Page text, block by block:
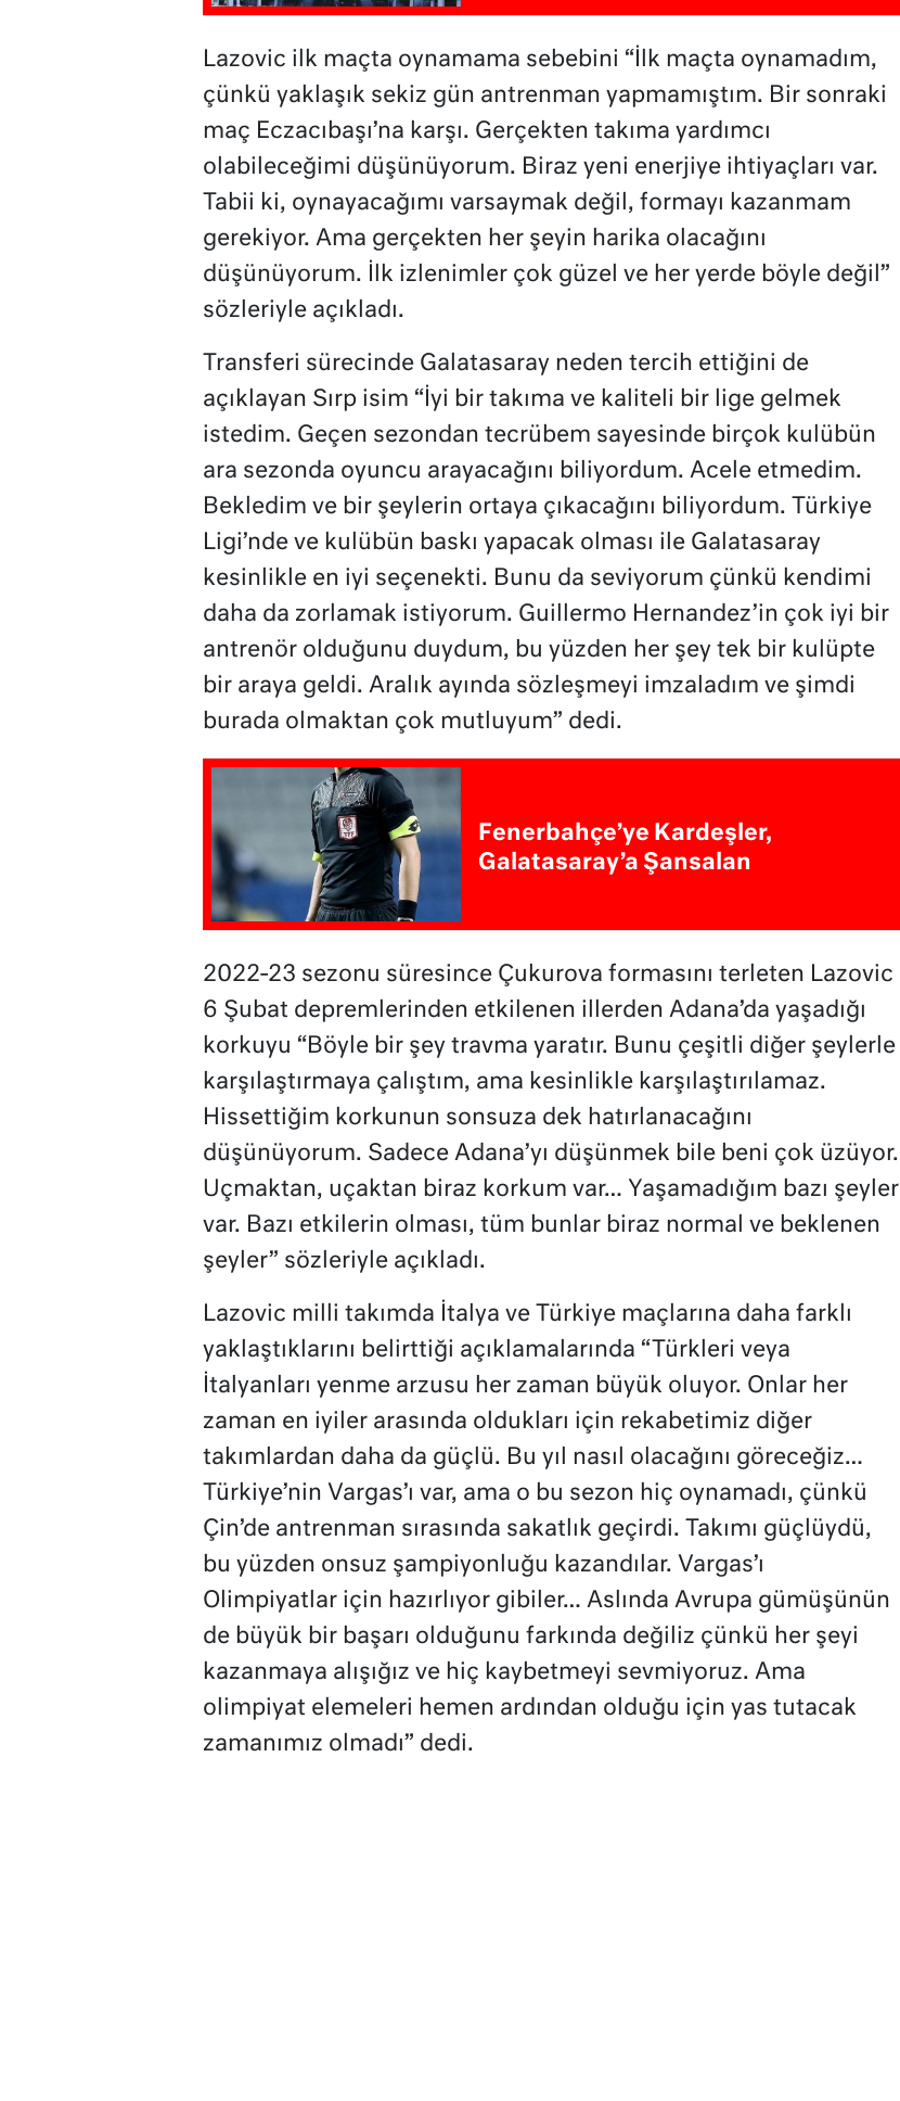
Lazovic ilk maçta oynamama sebebini “İlk maçta oynamadım,
çünkü yaklaşık sekiz gün antrenman yapmamıştım. Bir sonraki
maç Eczacıbaşı’na karşı. Gerçekten takıma yardımcı
olabileceğimi düşünüyorum. Biraz yeni enerjiye ihtiyaçları var.
Tabii ki, oynayacağımı varsaymak değil, formayı kazanmam
gerekiyor. Ama gerçekten her şeyin harika olacağını
düşünüyorum. İlk izlenimler çok güzel ve her yerde böyle değil”
sözleriyle açıkladı.
Transferi sürecinde Galatasaray neden tercih ettiğini de
açıklayan Sırp isim “İyi bir takıma ve kaliteli bir lige gelmek
istedim. Geçen sezondan tecrübem sayesinde birçok kulübün
ara sezonda oyuncu arayacağını biliyordum. Acele etmedim.
Bekledim ve bir şeylerin ortaya çıkacağını biliyordum. Türkiye
Ligi’nde ve kulübün baskı yapacak olması ile Galatasaray
kesinlikle en iyi seçenekti. Bunu da seviyorum çünkü kendimi
daha da zorlamak istiyorum. Guillermo Hernandez’in çok iyi bir
antrenör olduğunu duydum, bu yüzden her şey tek bir kulüpte
bir araya geldi. Aralık ayında sözleşmeyi imzaladım ve şimdi
burada olmaktan çok mutluyum” dedi.
Fenerbahçe’ye Kardeşler,
Galatasaray’a Şansalan
2022-23 sezonu süresince Çukurova formasını terleten Lazovic
6 Şubat depremlerinden etkilenen illerden Adana’da yaşadığı
korkuyu “Böyle bir şey travma yaratır. Bunu çeşitli diğer şeylerle
karşılaştırmaya çalıştım, ama kesinlikle karşılaştırılamaz.
Hissettiğim korkunun sonsuza dek hatırlanacağını
düşünüyorum. Sadece Adana’yı düşünmek bile beni çok üzüyor.
Uçmaktan, uçaktan biraz korkum var… Yaşamadığım bazı şeyler
var. Bazı etkilerin olması, tüm bunlar biraz normal ve beklenen
şeyler” sözleriyle açıkladı.
Lazovic milli takımda İtalya ve Türkiye maçlarına daha farklı
yaklaştıklarını belirttiği açıklamalarında “Türkleri veya
İtalyanları yenme arzusu her zaman büyük oluyor. Onlar her
zaman en iyiler arasında oldukları için rekabetimiz diğer
takımlardan daha da güçlü. Bu yıl nasıl olacağını göreceğiz…
Türkiye’nin Vargas’ı var, ama o bu sezon hiç oynamadı, çünkü
Çin’de antrenman sırasında sakatlık geçirdi. Takımı güçlüydü,
bu yüzden onsuz şampiyonluğu kazandılar. Vargas’ı
Olimpiyatlar için hazırlıyor gibiler… Aslında Avrupa gümüşünün
de büyük bir başarı olduğunu farkında değiliz çünkü her şeyi
kazanmaya alışığız ve hiç kaybetmeyi sevmiyoruz. Ama
olimpiyat elemeleri hemen ardından olduğu için yas tutacak
zamanımız olmadı” dedi.